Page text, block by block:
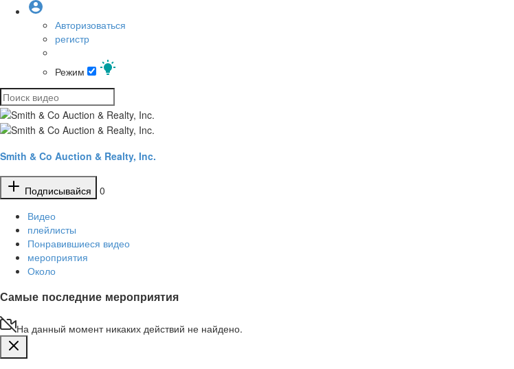
Авторизоваться
регистр
Режим
Smith & Co Auction & Realty, Inc.
Подписывайся
0
Видео
плейлисты
Понравившиеся видео
мероприятия
Около
Самые последние мероприятия
На данный момент никаких действий не найдено.